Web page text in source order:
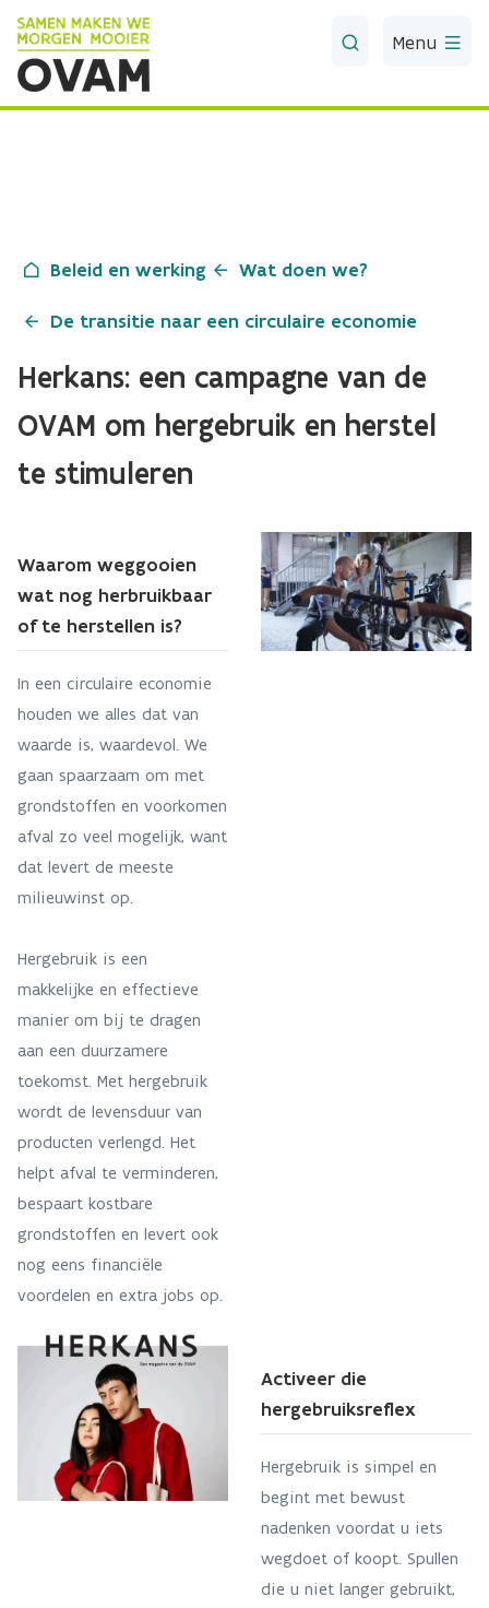
Skip to Main Content
Menu
Beleid en werking Wat doen we?
De transitie naar een circulaire economie
Herkans: een campagne van de
OVAM om hergebruik en herstel
te stimuleren
Waarom weggooien
wat nog herbruikbaar
of te herstellen is?
In een circulaire economie
houden we alles dat van
waarde is, waardevol. We
gaan spaarzaam om met
grondstoffen en voorkomen
afval zo veel mogelijk, want
dat levert de meeste
milieuwinst op.
Hergebruik is een
makkelijke en effectieve
manier om bij te dragen
aan een duurzamere
toekomst. Met hergebruik
wordt de levensduur van
producten verlengd. Het
helpt afval te verminderen,
bespaart kostbare
grondstoffen en levert ook
nog eens financiële
voordelen en extra jobs op.
Activeer die
hergebruiksreflex
Hergebruik is simpel en
begint met bewust
nadenken voordat u iets
wegdoet of koopt. Spullen
die u niet langer gebruikt,